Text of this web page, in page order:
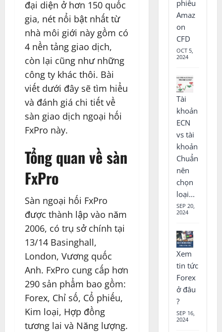
đại diện ở hơn 150 quốc
gia, nét nổi bật nhất từ
nhà môi giới này gồm có
4 nền tảng giao dịch,
còn lại cũng như những
công ty khác thôi. Bài
viết dưới đây sẽ tìm hiểu
và đánh giá chi tiết về
sàn giao dịch ngoại hối
FxPro này.
Tổng quan về sàn
FxPro
Sàn ngoại hối FxPro
được thành lập vào năm
2006, có trụ sở chính tại
13/14 Basinghall,
London, Vương quốc
Anh. FxPro cung cấp hơn
290 sản phẩm bao gồm:
Forex, Chỉ số, Cổ phiếu,
Kim loại, Hợp đồng
tương lai và Năng lượng.
phiếu
Amaz
on
CFD
OCT 5,
2024
Tài
khoản
ECN
vs tài
khoản
Chuẩn
nên
chọn
loại...
SEP 20,
2024
Xem
tin tức
Forex
ở đâu
?
SEP 16,
2024